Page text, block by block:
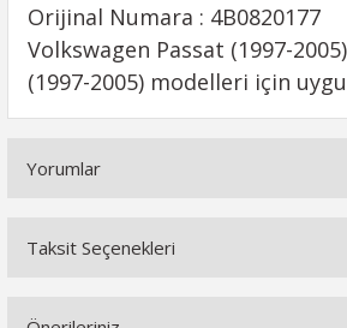
Orijinal Numara : 4B0820177
Volkswagen Passat (1997-
(1997-2005) modelleri için
Yorumlar
Taksit Seçenekleri